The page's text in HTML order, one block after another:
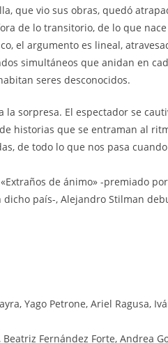
que vio sus obras, quedó
de lo transitorio, de lo que
el argumento es lineal,
simultáneos que anidan en
seres desconocidos.
la sorpresa. El espectador se
historias que se entraman al
de todo lo que nos pasa
de ánimo» -premiado
dicho país-, Alejandro Stilman
Yago Petrone, Ariel Ragusa,
Fernández Forte, Andrea